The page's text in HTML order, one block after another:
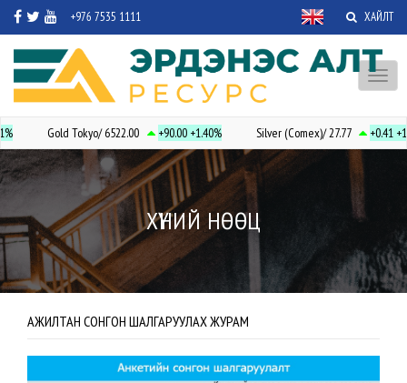
+976 7535 1111 ХАЙЛТ
Gold Tokyo/ 6522.00 +90.00+1.40% Silver (Comex)/ 27.77 +0.41
ХҮНИЙ НӨӨЦ
АЖИЛТАН СОНГОН ШАЛГАРУУЛАХ ЖУРАМ